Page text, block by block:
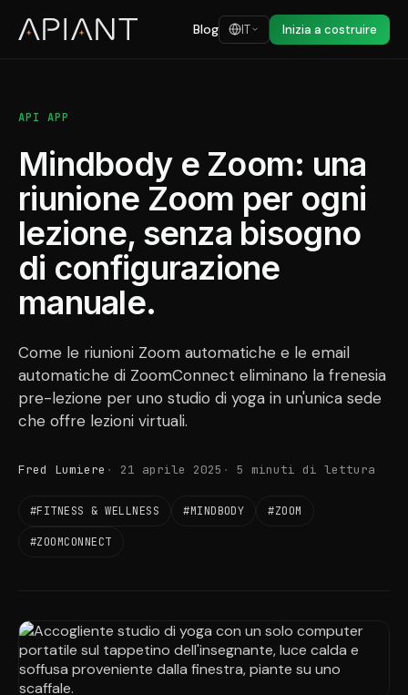
Blog IT Inizia a costruire
API APP
Mindbody e Zoom: una
riunione Zoom per ogni
lezione, senza bisogno
di configurazione
manuale.
Come le riunioni Zoom automatiche e le email
automatiche di ZoomConnect eliminano la frenesia
pre-lezione per uno studio di yoga in un'unica sede
che offre lezioni virtuali.
Fred Lumiere 21 aprile 2025 5 minuti di lettura
#FITNESS & WELLNESS #MINDBODY #ZOOM
#ZOOMCONNECT